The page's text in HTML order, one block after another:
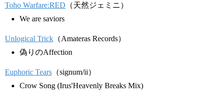
Toho Warfare:RED （天然ジェミニ）
We are saviors
Unlogical Trick （Amateras Records）
偽りのAffection
Euphoric Tears （signum/ii）
Crow Song (Irus'Heavenly Breaks Mix)